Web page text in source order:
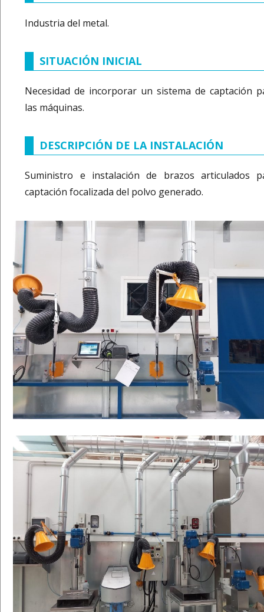
Industria del metal.
SITUACIÓN INICIAL
Necesidad de incorporar un sistema de captación
las máquinas.
DESCRIPCIÓN DE LA INSTALACIÓN
Suministro e instalación de brazos articulados
captación focalizada del polvo generado.